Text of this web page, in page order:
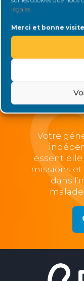
légales
Merci et bonne
Votre
missions et
dans